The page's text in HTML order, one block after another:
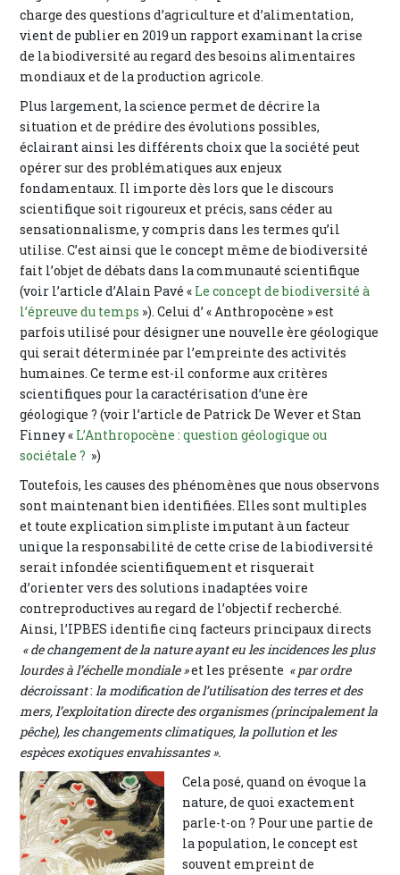
charge des questions d’agriculture et d’alimentation,
vient de publier en 2019 un rapport examinant la crise
de la biodiversité au regard des besoins alimentaires
mondiaux et de la production agricole.
Plus largement, la science permet de décrire la
situation et de prédire des évolutions possibles,
éclairant ainsi les différents choix que la société peut
opérer sur des problématiques aux enjeux
fondamentaux. Il importe dès lors que le discours
scientifique soit rigoureux et précis, sans céder au
sensationnalisme, y compris dans les termes qu’il
utilise. C’est ainsi que le concept même de biodiversité
fait l’objet de débats dans la communauté scientifique
(voir l’article d’Alain Pavé « Le concept de biodiversité à
l’épreuve du temps »). Celui d’ « Anthropocène » est
parfois utilisé pour désigner une nouvelle ère géologique
qui serait déterminée par l’empreinte des activités
humaines. Ce terme est-il conforme aux critères
scientifiques pour la caractérisation d’une ère
géologique ? (voir l’article de Patrick De Wever et Stan
Finney « L’Anthropocène : question géologique ou
sociétale ? »)
Toutefois, les causes des phénomènes que nous observons
sont maintenant bien identifiées. Elles sont multiples
et toute explication simpliste imputant à un facteur
unique la responsabilité de cette crise de la biodiversité
serait infondée scientifiquement et risquerait
d’orienter vers des solutions inadaptées voire
contreproductives au regard de l’objectif recherché.
Ainsi, l’IPBES identifie cinq facteurs principaux directs
« de changement de la nature ayant eu les incidences les plus
lourdes à l’échelle mondiale »et les présente « par ordre
décroissant:la modification de l’utilisation des terres et des
mers, l’exploitation directe des organismes (principalement la
pêche), les changements climatiques, la pollution et les
espèces exotiques envahissantes ».
Cela posé, quand on évoque la
nature, de quoi exactement
parle-t-on ? Pour une partie de
la population, le concept est
souvent empreint de